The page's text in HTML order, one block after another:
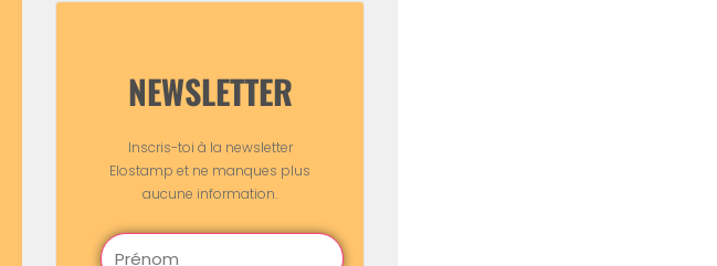
NEWSLETTER
Inscris-toi à la newsletter
Elostamp et ne manques plus
aucune information.